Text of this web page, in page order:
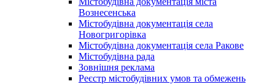
Вознесенська
Містобудівна документація села
Новогригорівка
Містобудівна документація села Ракове
Містобудівна рада
Зовнішня реклама
Реєстр містобудівних умов та обмежень